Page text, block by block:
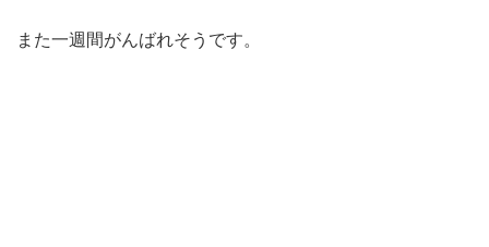
また一週間がんばれそうです。